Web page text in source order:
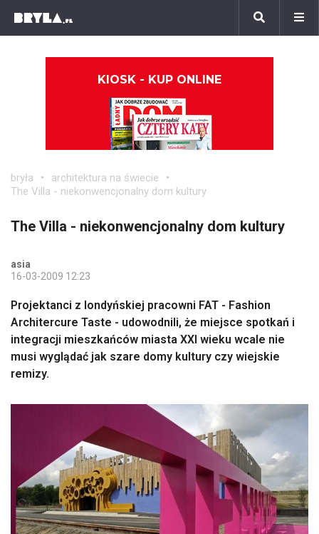
KIOSK - KUP ONLINE
bryła
architektura na świecie
The Villa - niekonwencjonalny dom kultury
The Villa - niekonwencjonalny dom kultury
asia
16-03-2009 12:23
Projektanci z londyńskiej pracowni FAT - Fashion
Architercure Taste - udowodnili, że miejsce spotkań i
integracji mieszkańców miasta XXI wieku wcale nie
musi wyglądać jak szare domy kultury czy wiejskie
remizy.